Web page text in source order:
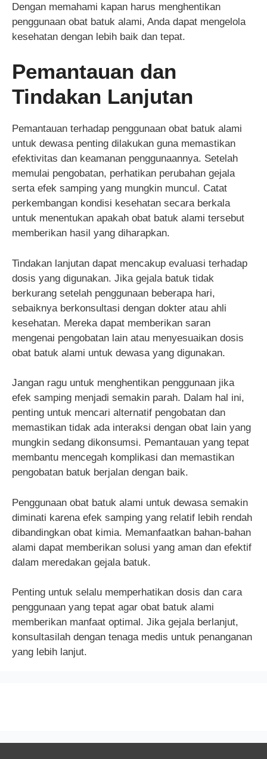
Dengan memahami kapan harus menghentikan
penggunaan obat batuk alami, Anda dapat mengelola
kesehatan dengan lebih baik dan tepat.
Pemantauan dan
Tindakan Lanjutan
Pemantauan terhadap penggunaan obat batuk alami
untuk dewasa penting dilakukan guna memastikan
efektivitas dan keamanan penggunaannya. Setelah
memulai pengobatan, perhatikan perubahan gejala
serta efek samping yang mungkin muncul. Catat
perkembangan kondisi kesehatan secara berkala
untuk menentukan apakah obat batuk alami tersebut
memberikan hasil yang diharapkan.
Tindakan lanjutan dapat mencakup evaluasi terhadap
dosis yang digunakan. Jika gejala batuk tidak
berkurang setelah penggunaan beberapa hari,
sebaiknya berkonsultasi dengan dokter atau ahli
kesehatan. Mereka dapat memberikan saran
mengenai pengobatan lain atau menyesuaikan dosis
obat batuk alami untuk dewasa yang digunakan.
Jangan ragu untuk menghentikan penggunaan jika
efek samping menjadi semakin parah. Dalam hal ini,
penting untuk mencari alternatif pengobatan dan
memastikan tidak ada interaksi dengan obat lain yang
mungkin sedang dikonsumsi. Pemantauan yang tepat
membantu mencegah komplikasi dan memastikan
pengobatan batuk berjalan dengan baik.
Penggunaan obat batuk alami untuk dewasa semakin
diminati karena efek samping yang relatif lebih rendah
dibandingkan obat kimia. Memanfaatkan bahan-bahan
alami dapat memberikan solusi yang aman dan efektif
dalam meredakan gejala batuk.
Penting untuk selalu memperhatikan dosis dan cara
penggunaan yang tepat agar obat batuk alami
memberikan manfaat optimal. Jika gejala berlanjut,
konsultasilah dengan tenaga medis untuk penanganan
yang lebih lanjut.